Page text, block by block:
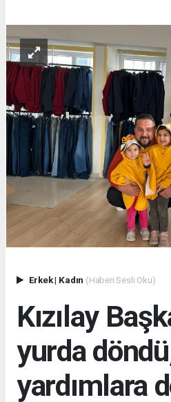
Erkek| Kadın (Haberi Sesli Oku)
Kızılay
yurda
yardımlara